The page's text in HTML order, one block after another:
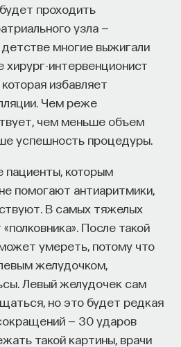
проходить
узла —
детстве многие выжигали
хирург-интервенционист
избавляет
Чем реже
чем меньше объем
успешность процедуры.
пациенты, которым
помогают антиаритмики,
В самых тяжелых
После такой
умереть, потому что
желудочком,
Левый желудочек сам
но это будет редкая
— 30 ударов
такой картины, врачи